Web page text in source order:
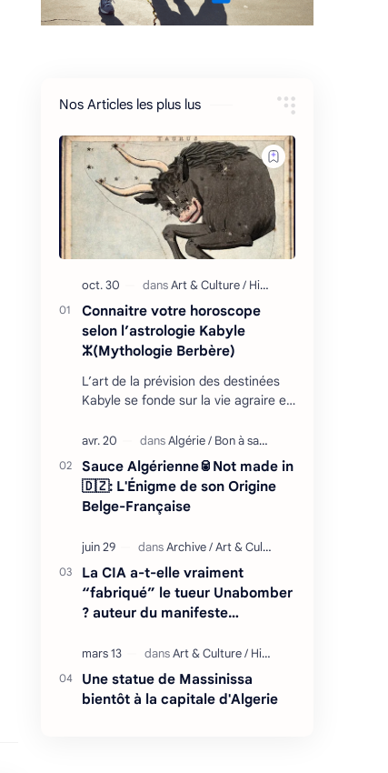
Nos Articles les plus lus
Connaitre votre horoscope
selon l’astrologie Kabyle
ⵣ(Mythologie Berbère)
L’art de la prévision des destinées
Kabyle se fonde sur la vie agraire et
avec son environnement : retour
cycliq…
Sauce Algérienne🥫Not made in
🇩🇿: L'Énigme de son Origine
Belge-Française
La CIA a-t-elle vraiment
“fabriqué” le tueur Unabomber
? auteur du manifeste
technologique"
Une statue de Massinissa
bientôt à la capitale d'Algerie